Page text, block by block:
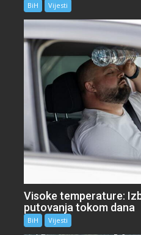
BiH Vijesti
Visoke temperature:
putovanja tokom dana
BiH Vijesti